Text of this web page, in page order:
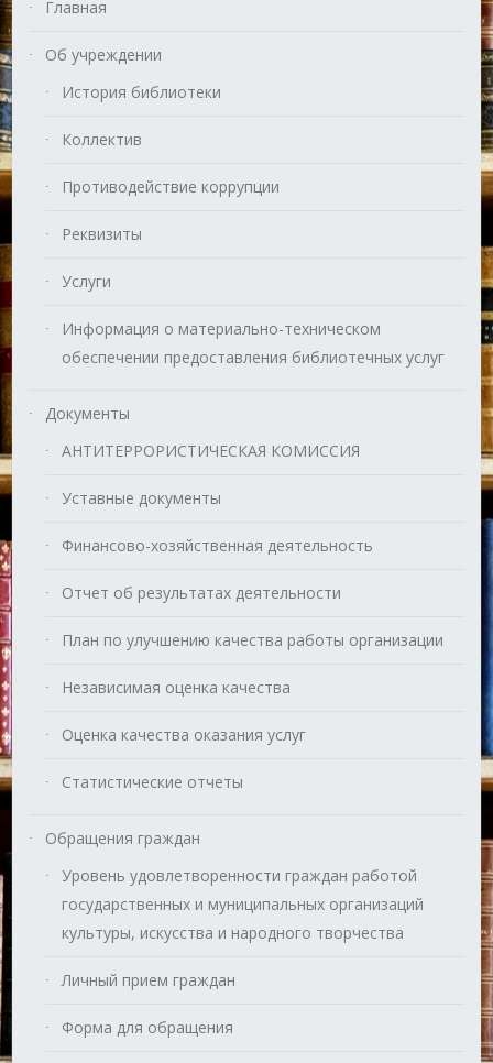
Главная
Об учреждении
История библиотеки
Коллектив
Противодействие коррупции
Реквизиты
Услуги
Информация о материально-техническом
обеспечении предоставления библиотечных услуг
Документы
АНТИТЕРРОРИСТИЧЕСКАЯ КОМИССИЯ
Уставные документы
Финансово-хозяйственная деятельность
Отчет об результатах деятельности
План по улучшению качества работы организации
Независимая оценка качества
Оценка качества оказания услуг
Статистические отчеты
Обращения граждан
Уровень удовлетворенности граждан работой
государственных и муниципальных организаций
культуры, искусства и народного творчества
Личный прием граждан
Форма для обращения